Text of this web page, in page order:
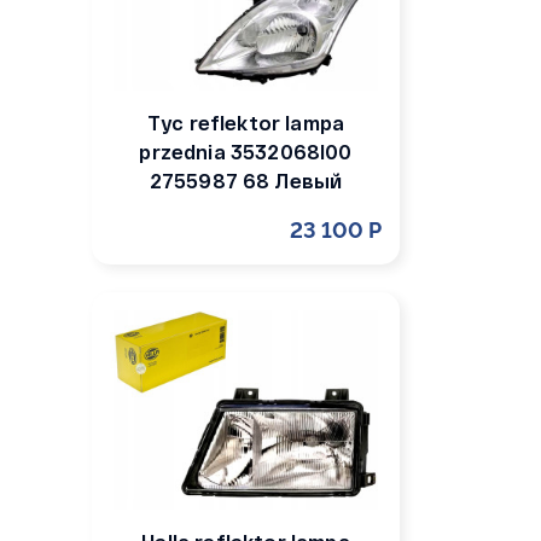
Tyc reflektor lampa
przednia 3532068l00
2755987 68 Левый
23 100 Р